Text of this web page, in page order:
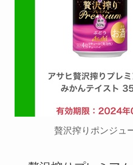
贅沢搾りポンジュ